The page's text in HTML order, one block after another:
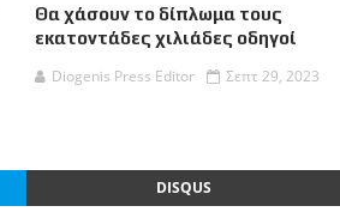
Θα χάσουν το δίπλωμα τους
εκατοντάδες χιλιάδες οδηγοί
Diogenis Press Editor
Σεπτ 29, 2023
DISQUS